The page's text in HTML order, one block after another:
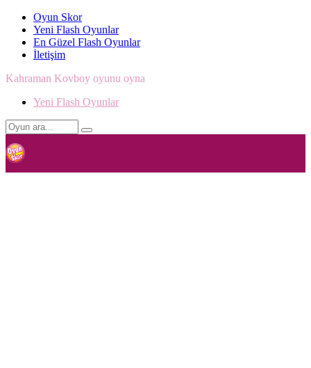
Oyun Skor
Yeni Flash Oyunlar
En Güzel Flash Oyunlar
İletişim
Kahraman Kovboy oyunu oyna
Yeni Flash Oyunlar